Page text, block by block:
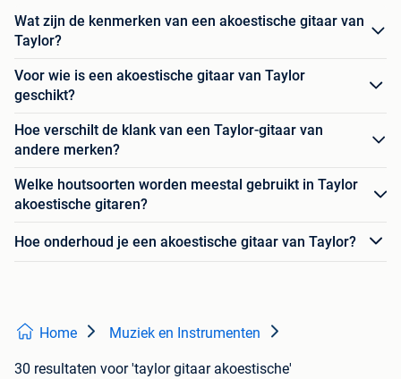
Wat zijn de kenmerken van een akoestische gitaar van
Taylor?
Voor wie is een akoestische gitaar van Taylor
geschikt?
Hoe verschilt de klank van een Taylor-gitaar van
andere merken?
Welke houtsoorten worden meestal gebruikt in Taylor
akoestische gitaren?
Hoe onderhoud je een akoestische gitaar van Taylor?
Home Muziek en Instrumenten
30 resultaten voor 'taylor gitaar akoestische'